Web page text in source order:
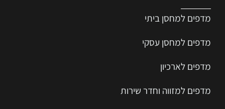
מדפים למחסן ביתי
מדפים למחסן עסקי
מדפים לארכיון
מדפים למזווה וחדר שירות